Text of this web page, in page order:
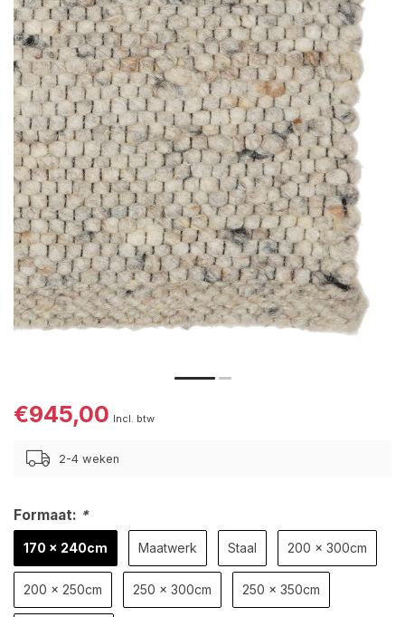
€945,00 Incl. btw
2-4 weken
Formaat: *
170 x 240cm Maatwerk Staal 200 x 300cm
200 x 250cm 250 x 300cm 250 x 350cm